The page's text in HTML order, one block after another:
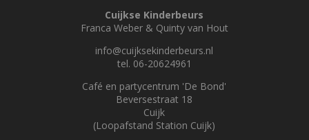
Cuijkse Kinderbeurs
Franca Weber & Quinty van Hout
info@cuijksekinderbeurs.nl
tel. 06-20624961
Café en partycentrum 'De Bond'
Beversestraat 18
Cuijk
(Loopafstand Station Cuijk)